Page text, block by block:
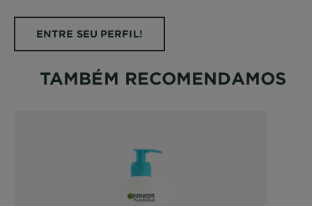
ENTRE SEU PERFIL!
TAMBÉM RECOMENDAMOS